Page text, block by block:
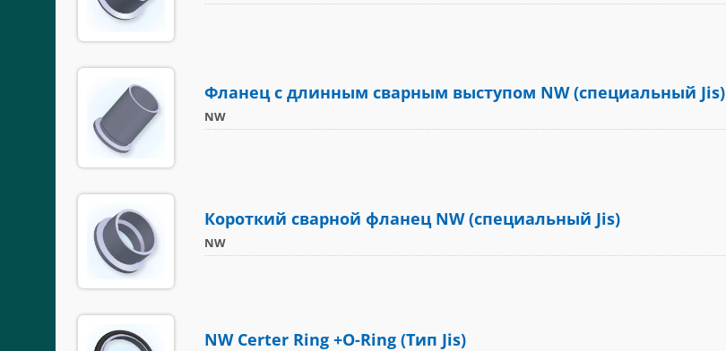
Фланец с длинным сварным выступом NW (специальный Jis)
NW
Короткий сварной фланец NW (специальный Jis)
NW
NW Certer Ring +O-Ring (Тип Jis)